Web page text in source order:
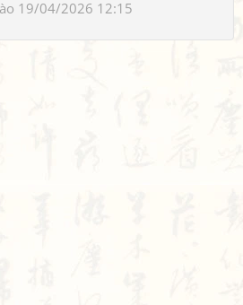
19/04/2026 12:15